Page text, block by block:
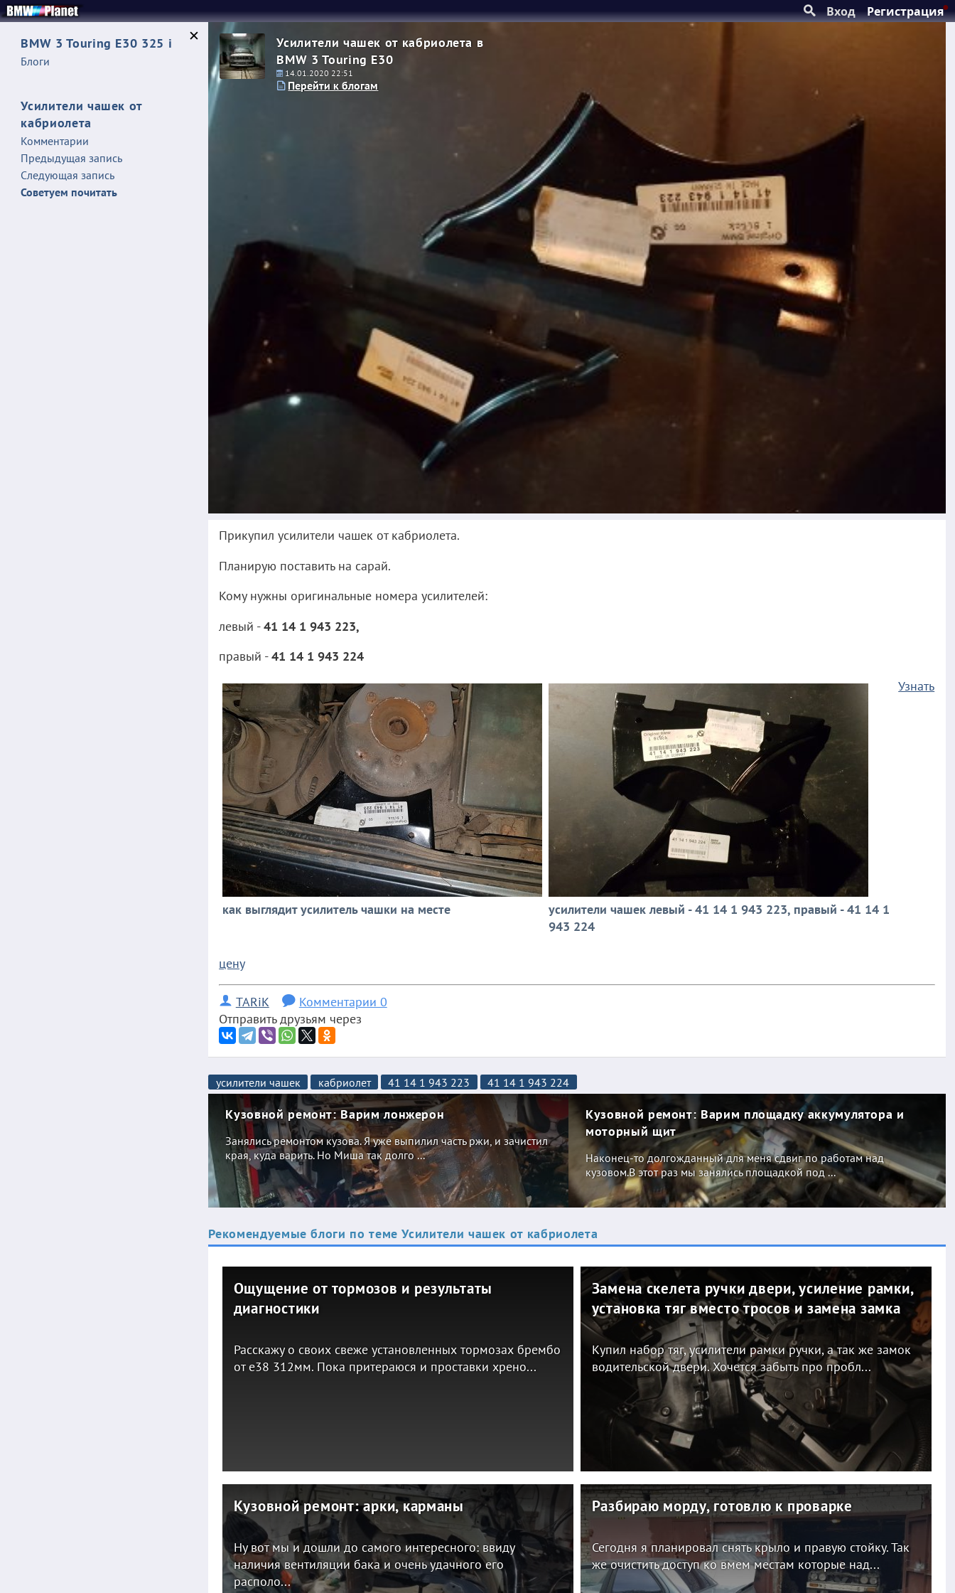
Вход Регистрация
BMW 3 Touring E30 325 i
Блоги
Усилители чашек от
кабриолета
Комментарии
Предыдущая запись
Следующая запись
Советуем почитать
Усилители чашек от кабриолета в
BMW 3 Touring E30
14.01.2020 22:51
Перейти к блогам
Прикупил усилители чашек от кабриолета.
Планирую поставить на сарай.
Кому нужны оригинальные номера усилителей:
левый -41 14 1 943 223,
правый -41 14 1 943 224
как выглядит усилитель чашки на месте
усилители чашек левый - 41 14 1 943 223, правый - 41 14 1
943 224
Узнать
цену
TARiK
Комментарии 0
Отправить друзьям через
усилители чашек кабриолет 41 14 1 943 223 41 14 1 943 224
Кузовной ремонт: Варим лонжерон
Занялись ремонтом кузова. Я уже выпилил часть ржи, и зачистил
края, куда варить. Но Миша так долго ...
Кузовной ремонт: Варим площадку аккумулятора и
моторный щит
Наконец-то долгожданный для меня сдвиг по работам над
кузовом.В этот раз мы занялись площадкой под ...
Рекомендуемые блоги по теме Усилители чашек от кабриолета
Ощущение от тормозов и результаты
диагностики
Расскажу о своих свеже установленных тормозах брембо
от е38 312мм. Пока притераюся и проставки хрено...
Замена скелета ручки двери, усиление рамки,
установка тяг вместо тросов и замена замка
Купил набор тяг, усилители рамки ручки, а так же замок
водительской двери. Хочется забыть про пробл...
Кузовной ремонт: арки, карманы
Ну вот мы и дошли до самого интересного: ввиду
наличия вентиляции бака и очень удачного его
располо...
Разбираю морду, готовлю к проварке
Сегодня я планировал снять крыло и правую стойку. Так
же очистить доступ ко вмем местам которые над...